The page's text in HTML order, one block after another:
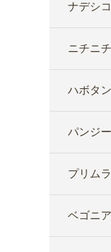
ナデシコ
ニチニ
ハボタン
パンジ
プリム
ベゴニア